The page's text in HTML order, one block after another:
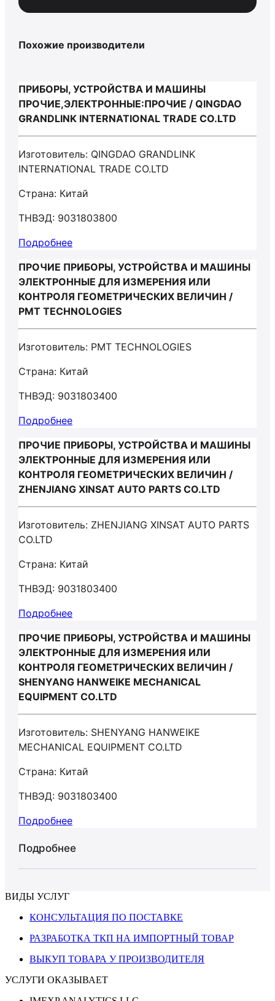
Похожие производители
ПРИБОРЫ, УСТРОЙСТВА И МАШИНЫ
ПРОЧИЕ,ЭЛЕКТРОННЫЕ:ПРОЧИЕ / QINGDAO
GRANDLINK INTERNATIONAL TRADE CO.LTD
Изготовитель: QINGDAO GRANDLINK
INTERNATIONAL TRADE CO.LTD
Страна: Китай
ТНВЭД: 9031803800
Подробнее
ПРОЧИЕ ПРИБОРЫ, УСТРОЙСТВА И МАШИНЫ
ЭЛЕКТРОННЫЕ ДЛЯ ИЗМЕРЕНИЯ ИЛИ
КОНТРОЛЯ ГЕОМЕТРИЧЕСКИХ ВЕЛИЧИН /
PMT TECHNOLOGIES
Изготовитель: PMT TECHNOLOGIES
Страна: Китай
ТНВЭД: 9031803400
Подробнее
ПРОЧИЕ ПРИБОРЫ, УСТРОЙСТВА И МАШИНЫ
ЭЛЕКТРОННЫЕ ДЛЯ ИЗМЕРЕНИЯ ИЛИ
КОНТРОЛЯ ГЕОМЕТРИЧЕСКИХ ВЕЛИЧИН /
ZHENJIANG XINSAT AUTO PARTS CO.LTD
Изготовитель: ZHENJIANG XINSAT AUTO PARTS
CO.LTD
Страна: Китай
ТНВЭД: 9031803400
Подробнее
ПРОЧИЕ ПРИБОРЫ, УСТРОЙСТВА И МАШИНЫ
ЭЛЕКТРОННЫЕ ДЛЯ ИЗМЕРЕНИЯ ИЛИ
КОНТРОЛЯ ГЕОМЕТРИЧЕСКИХ ВЕЛИЧИН /
SHENYANG HANWEIKE MECHANICAL
EQUIPMENT CO.LTD
Изготовитель: SHENYANG HANWEIKE
MECHANICAL EQUIPMENT CO.LTD
Страна: Китай
ТНВЭД: 9031803400
Подробнее
Подробнее
ВИДЫ УСЛУГ
КОНСУЛЬТАЦИЯ ПО ПОСТАВКЕ
РАЗРАБОТКА ТКП НА ИМПОРТНЫЙ ТОВАР
ВЫКУП ТОВАРА У ПРОИЗВОДИТЕЛЯ
УСЛУГИ ОКАЗЫВАЕТ